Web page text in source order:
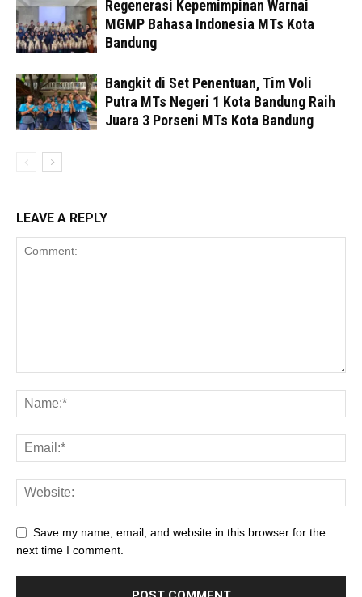
Regenerasi Kepemimpinan Warnai
MGMP Bahasa Indonesia MTs Kota
Bandung
Bangkit di Set Penentuan, Tim Voli
Putra MTs Negeri 1 Kota Bandung Raih
Juara 3 Porseni MTs Kota Bandung
LEAVE A REPLY
Save my name, email, and website in this browser for the
next time I comment.